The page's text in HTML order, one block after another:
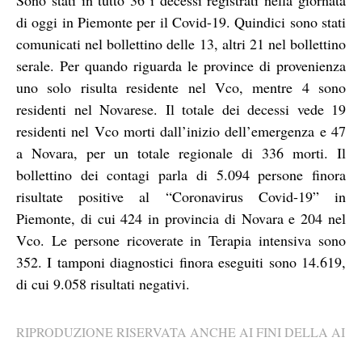
di oggi in Piemonte per il Covid-19. Quindici sono stati
comunicati nel bollettino delle 13, altri 21 nel bollettino
serale. Per quando riguarda le province di provenienza
uno solo risulta residente nel Vco, mentre 4 sono
residenti nel Novarese. Il totale dei decessi vede 19
residenti nel Vco morti dall’inizio dell’emergenza e 47
a Novara, per un totale regionale di 336 morti. Il
bollettino dei contagi parla di 5.094 persone finora
risultate positive al “Coronavirus Covid-19” in
Piemonte, di cui 424 in provincia di Novara e 204 nel
Vco. Le persone ricoverate in Terapia intensiva sono
352. I tamponi diagnostici finora eseguiti sono 14.619,
di cui 9.058 risultati negativi.
RIPRODUZIONE RISERVATA ANCHE AI FINI DELLA AI